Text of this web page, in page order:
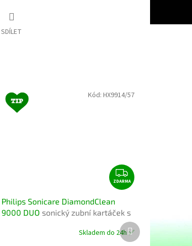
SDÍLET
Z
D
R
M
A
ZDARMA
Philips Sonicare DiamondClean
9000 DUO sonický zubní kartáček s
Skladem do 24h ✅
Kód: HX9914/57
Další
produkt